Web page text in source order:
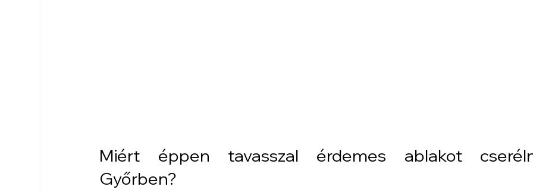
Miért éppen tavasszal érdemes ablakot
Győrben?